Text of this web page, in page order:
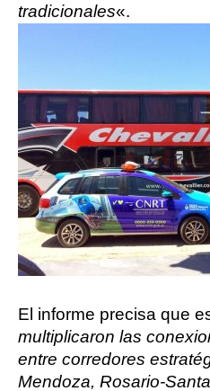
tradicionales«.
El informe precisa que
multiplicaron las
entre corredores
Mendoza, Rosario-